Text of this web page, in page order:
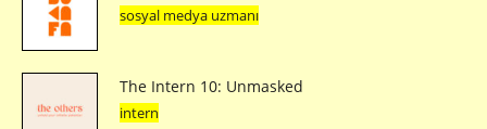
sosyal medya uzmanı
The Intern 10: Unmasked
intern